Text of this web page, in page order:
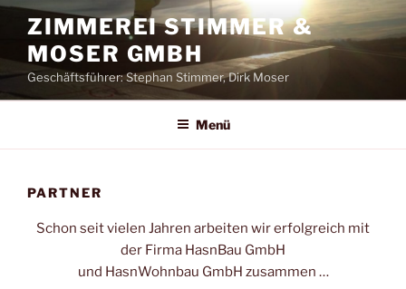
Zum
Inhalt
springen
ZIMMEREI STIMMER &
MOSER GMBH
Geschäftsführer: Stephan Stimmer, Dirk Moser
Menü
PARTNER
Schon seit vielen Jahren arbeiten wir erfolgreich mit
der Firma HasnBau GmbH
und HasnWohnbau GmbH zusammen …